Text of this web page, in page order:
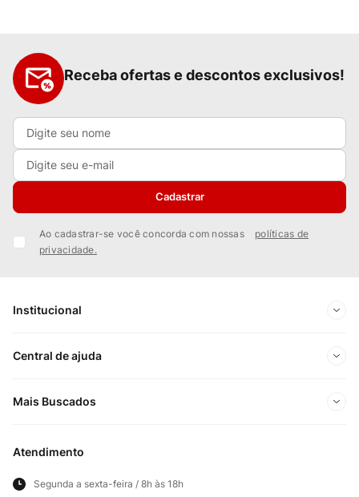
Receba ofertas e descontos exclusivos!
Cadastrar
Ao cadastrar-se você concorda com nossas
políticas de
privacidade.
Institucional
Sobre Nós
Privacidade e Segurança
Panfletos lojas físicas
Central de ajuda
Minha conta
Acompanhe seu pedido
Frete e Entregas
Mais Buscados
Atendimento
Segunda a sexta-feira / 8h às 18h